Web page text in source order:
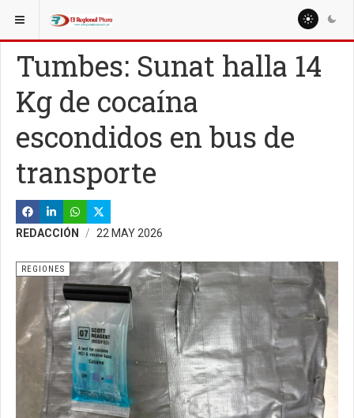
ESTÁ AQUÍ:
Tumbes: Sunat halla 14
Kg de cocaína
escondidos en bus de
transporte
REDACCIÓN 22 MAY 2026
REGIONES